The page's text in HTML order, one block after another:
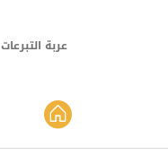
عربة التبرعات